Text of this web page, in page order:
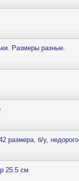
Размеры разные.
размера, б/у, недорого
25.5 см